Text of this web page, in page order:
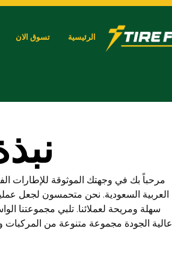
الرئيسية تسوق الان
مرحباً بك في وجهتك الموثوقة للإطارات
العربية السعودية. نحن متحمسون لجعل
سهلة ومريحة لعملائنا. تلبي مجموعتنا
عالية الجودة مجموعة متنوعة من المركبات